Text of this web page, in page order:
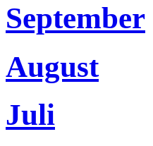
September
August
Juli